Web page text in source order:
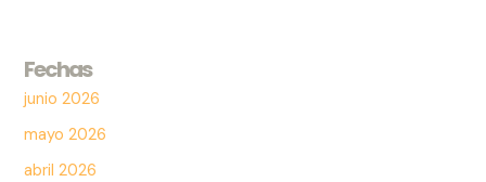
Fechas
junio 2026
mayo 2026
abril 2026